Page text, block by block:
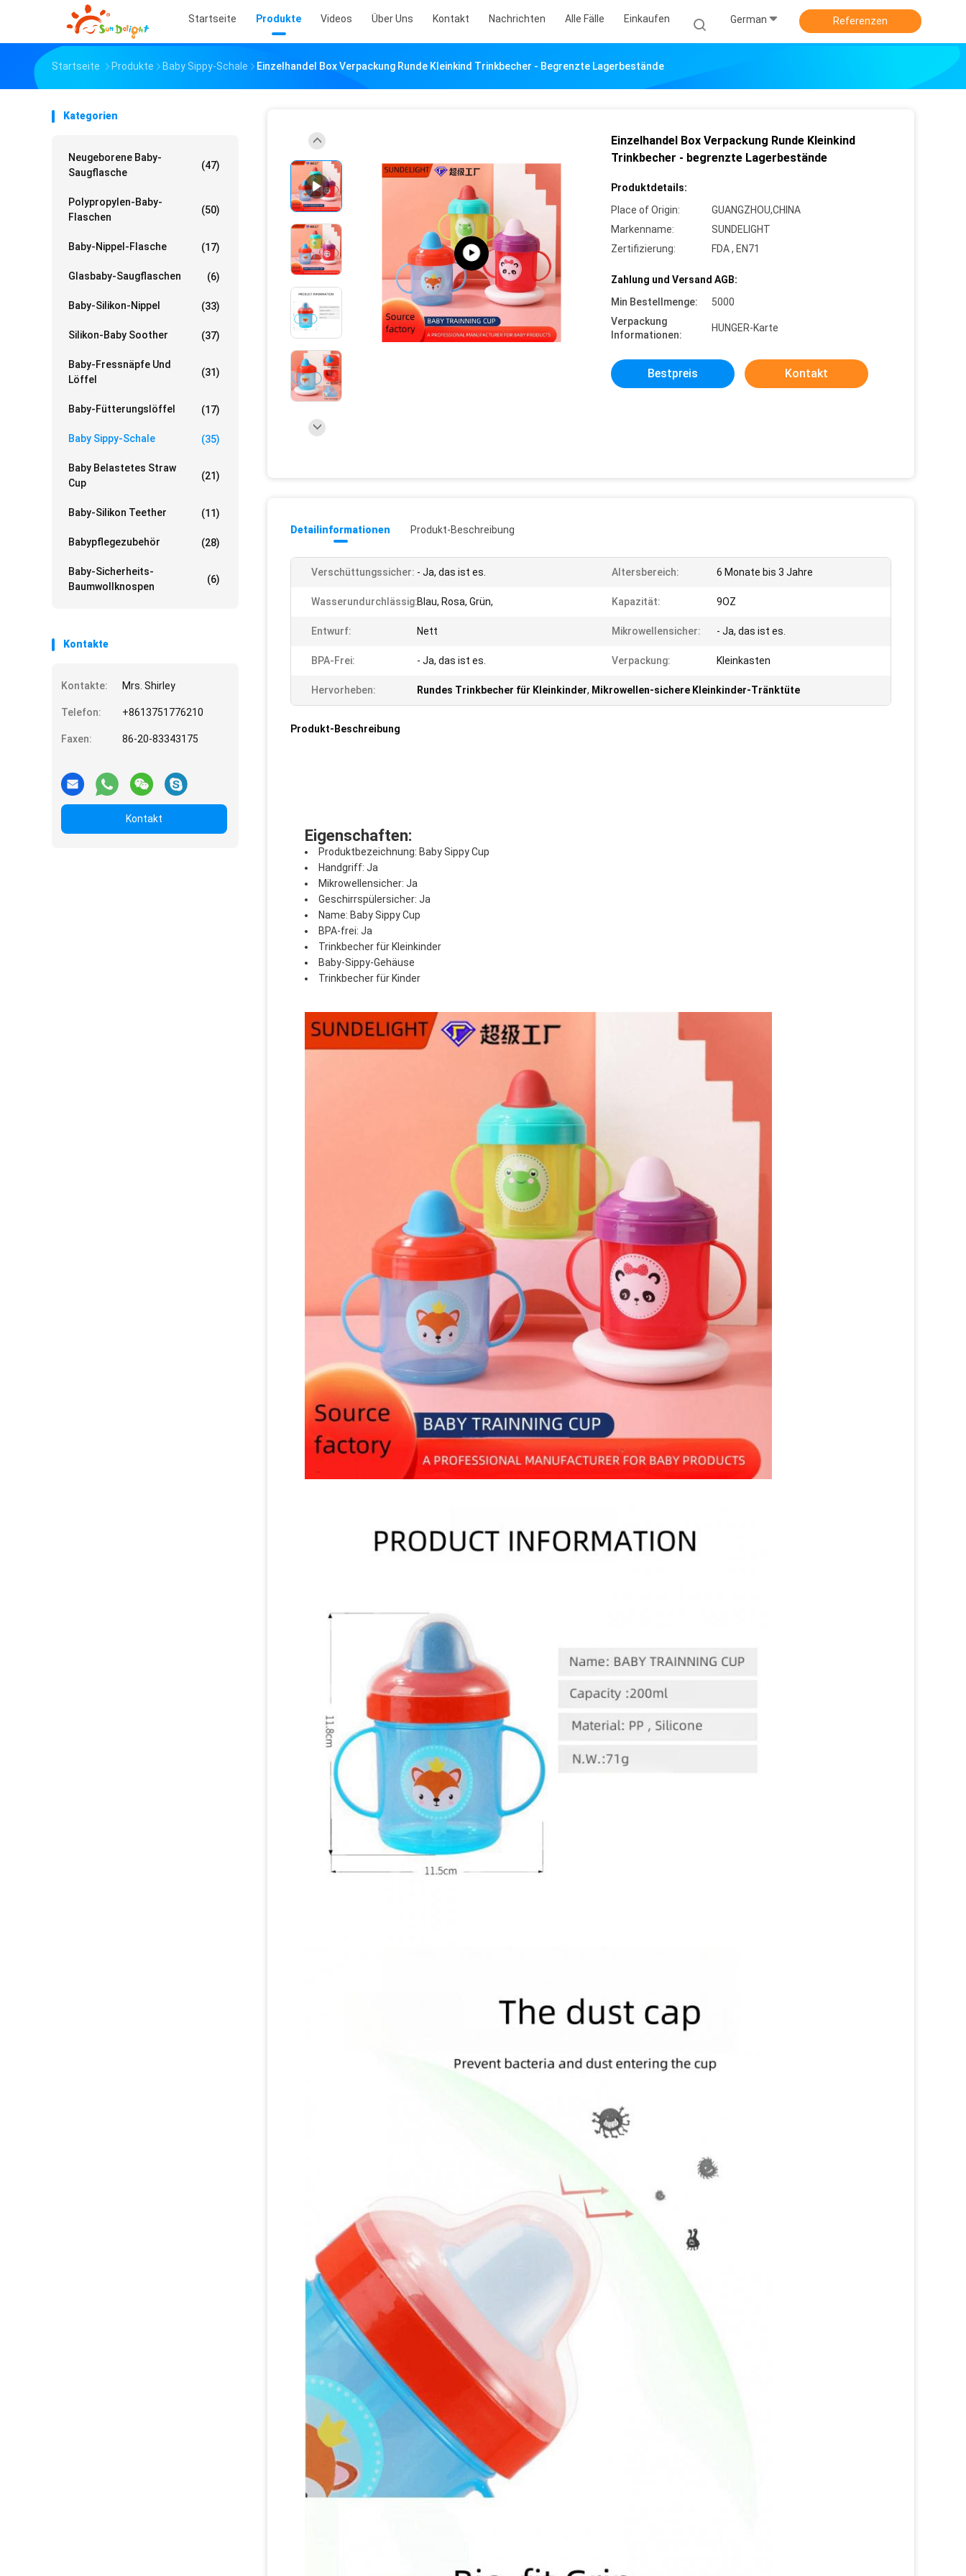
Startseite Produkte Videos Über Uns Kontakt Nachrichten Alle Fälle Einkaufen German Referenzen
Startseite Produkte Baby Sippy-Schale Einzelhandel Box Verpackung Runde Kleinkind Trinkbecher - Begrenzte Lagerbestände
Kategorien
Neugeborene Baby-
Saugflasche
(47)
Polypropylen-Baby-
Flaschen
(50)
Baby-Nippel-Flasche (17)
Glasbaby-Saugflaschen (6)
Baby-Silikon-Nippel (33)
Silikon-Baby Soother (37)
Baby-Fressnäpfe Und
Löffel
(31)
Baby-Fütterungslöffel (17)
Baby Sippy-Schale (35)
Baby Belastetes Straw
Cup
(21)
Baby-Silikon Teether (11)
Babypflegezubehör (28)
Baby-Sicherheits-
Baumwollknospen
(6)
Kontakte
Kontakte: Mrs. Shirley
Telefon: +8613751776210
Faxen: 86-20-83343175
Kontakt
Einzelhandel Box Verpackung Runde Kleinkind
Trinkbecher - begrenzte Lagerbestände
Produktdetails:
Place of Origin:
GUANGZHOU,CHINA
Markenname:
SUNDELIGHT
Zertifizierung:
FDA , EN71
Zahlung und Versand AGB:
Min Bestellmenge:
5000
Verpackung
Informationen:
HUNGER-Karte
Bestpreis Kontakt
Detailinformationen Produkt-Beschreibung
Verschüttungssicher: - Ja, das ist es. Altersbereich: 6 Monate bis 3 Jahre
Wasserundurchlässig:Blau, Rosa, Grün, Kapazität: 9OZ
Entwurf: Nett Mikrowellensicher: - Ja, das ist es.
BPA-Frei: - Ja, das ist es. Verpackung: Kleinkasten
Hervorheben: Rundes Trinkbecher für Kleinkinder, Mikrowellen-sichere Kleinkinder-Tränktüte
Produkt-Beschreibung
Eigenschaften:
Produktbezeichnung: Baby Sippy Cup
Handgriff: Ja
Mikrowellensicher: Ja
Geschirrspülersicher: Ja
Name: Baby Sippy Cup
BPA-frei: Ja
Trinkbecher für Kleinkinder
Baby-Sippy-Gehäuse
Trinkbecher für Kinder